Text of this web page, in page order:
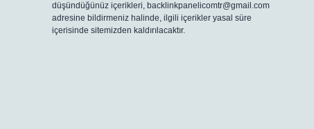
düşündüğünüz içerikleri, backlinkpanelicomtr@gmail.com
adresine bildirmeniz halinde, ilgili içerikler yasal süre
içerisinde sitemizden kaldırılacaktır.